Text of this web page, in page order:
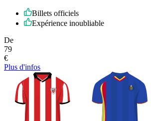
Billets officiels
Expérience inoubliable
De
79
€
Plus d'infos